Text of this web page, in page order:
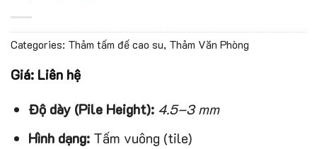
Categories: Thảm tấm đế cao su, Thảm Văn Phòng
Giá: Liên hệ
Độ dày (Pile Height): 4.5–3 mm
Hình dạng:Tấm vuông (tile)